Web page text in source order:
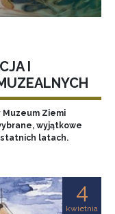
I
Muzeum Ziemi
wyjątkowe
latach.
4
kwietnia